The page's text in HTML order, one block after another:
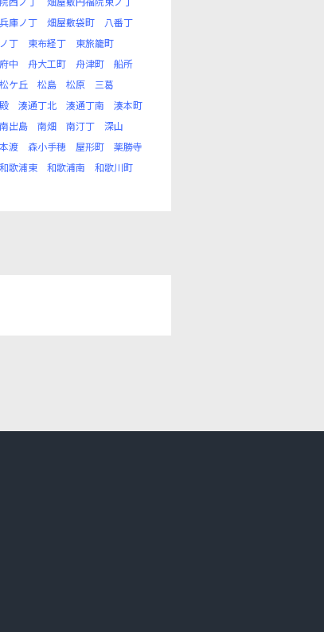
庫ノ丁 畑屋敷袋町
八番丁
丁 東布経丁
東旅籠町
府中 舟大工町 舟津町
船所
松ケ丘 松島 松原
三葛
湊通丁北 湊通丁南
湊本町
南出島 南畑 南汀丁
深山
本渡 森小手穂 屋形町
薬勝寺
和歌浦東 和歌浦南
和歌川町